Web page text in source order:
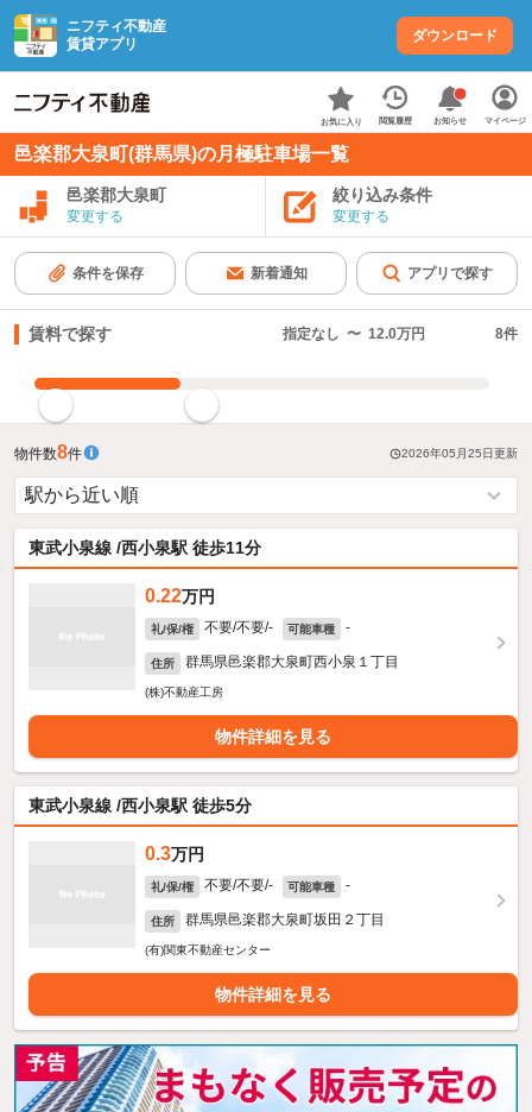
ニフティ不動産
賃貸アプリ
ダウンロード
お気に入り 閲覧履歴 お知らせ マイページ
邑楽郡大泉町(群馬県)の月極駐車場一覧
邑楽郡大泉町
変更する
絞り込み条件
変更する
条件を保存 新着通知 アプリで探す
賃料で探す 指定なし 〜 12.0万円 8件
物件数8件 2026年05月25日更新
東武小泉線 /西小泉駅 徒歩11分
0.22万円
礼/保/権 不要/不要/- 可能車種 -
住所 群馬県邑楽郡大泉町西小泉１丁目
(株)不動産工房
物件詳細を見る
東武小泉線 /西小泉駅 徒歩5分
0.3万円
礼/保/権 不要/不要/- 可能車種 -
住所 群馬県邑楽郡大泉町坂田２丁目
(有)関東不動産センター
物件詳細を見る